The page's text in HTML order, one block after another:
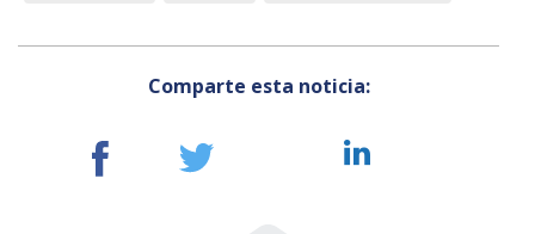
Comparte esta noticia: